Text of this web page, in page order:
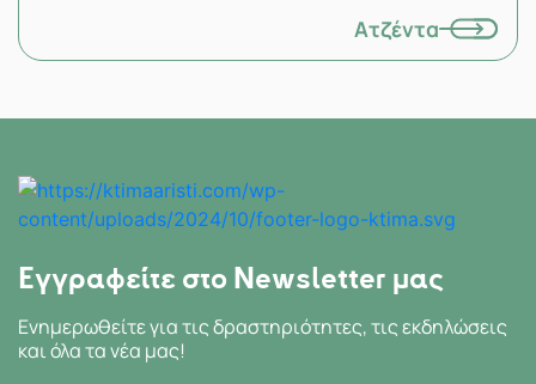
Ατζέντα
Εγγραφείτε στο Newsletter μας
Ενημερωθείτε για τις δραστηριότητες, τις εκδηλώσεις
και όλα τα νέα μας!